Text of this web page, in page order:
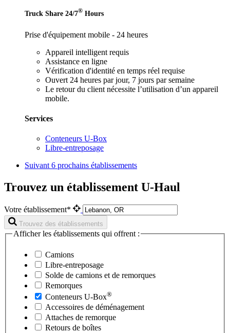
Truck Share 24/7® Hours
Prise d'équipement mobile - 24 heures
Appareil intelligent requis
Assistance en ligne
Vérification d'identité en temps réel requise
Ouvert 24 heures par jour, 7 jours par semaine
Le retour du client nécessite l’utilisation d’un appareil
mobile.
Services
Conteneurs U-Box
Libre-entreposage
Suivant 6 prochains établissements
Trouvez un établissement U-Haul
Votre établissement*
Trouvez des établissements
Afficher les établissements qui offrent :
Camions
Libre-entreposage
Solde de camions et de remorques
Remorques
Conteneurs U-Box®
Accessoires de déménagement
Attaches de remorque
Retours de boîtes